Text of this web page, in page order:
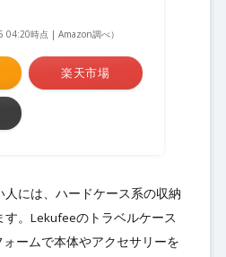
04:20時点 | Amazon調べ）
楽天市場
には、ハードケース系の収納
。Lekufeeのトラベルケース
ームで本体やアクセサリーを